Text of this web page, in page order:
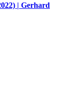
| Gerhard